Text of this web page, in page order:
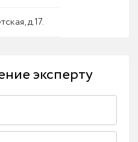
д.17.
эксперту